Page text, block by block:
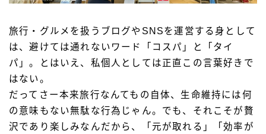
旅行・グルメを扱うブログやSNSを運営する身として
は、避けては通れないワード「コスパ」と「タイ
パ」。とはいえ、私個人としては正直この言葉好きで
はない。
だってさー本来旅行なんてもの自体、生命維持には何
の意味もない無駄な行為じゃん。でも、それこそが贅
沢であり楽しみなんだから、「元が取れる」「効率が